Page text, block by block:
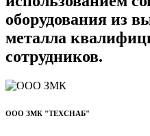
оборудования из
металла
сотрудников.
ООО ЗМК "ТЕХСНАБ"